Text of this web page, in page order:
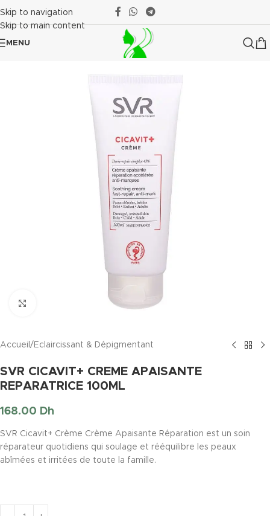
Skip to navigation
Skip to main content
MENU
Accueil / Eclaircissant & Dépigmentant
SVR CICAVIT+ CREME APAISANTE
REPARATRICE 100ML
168.00 Dh
SVR Cicavit+ Crème Crème Apaisante Réparation est un soin
réparateur quotidiens qui soulage et rééquilibre les peaux
abîmées et irritées de toute la famille.